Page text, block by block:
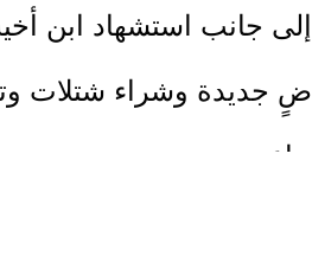
جانب استشهاد ابن
جديدة وشراء شتلات